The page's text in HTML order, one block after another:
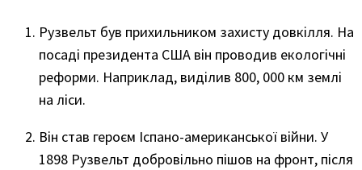
Рузвельт був прихильником захисту довкілля. На
посаді президента США він проводив екологічні
реформи. Наприклад, виділив 800, 000 км землі
на ліси.
Він став героєм Іспано-американської війни. У
1898 Рузвельт добровільно пішов на фронт, після